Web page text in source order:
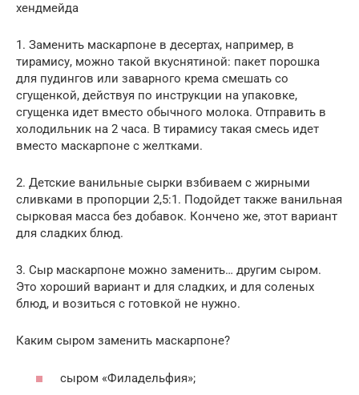
хендмейда
1. Заменить маскарпоне в десертах, например, в
тирамису, можно такой вкуснятиной: пакет порошка
для пудингов или заварного крема смешать со
сгущенкой, действуя по инструкции на упаковке,
сгущенка идет вместо обычного молока. Отправить в
холодильник на 2 часа. В тирамису такая смесь идет
вместо маскарпоне с желтками.
2. Детские ванильные сырки взбиваем с жирными
сливками в пропорции 2,5:1. Подойдет также ванильная
сырковая масса без добавок. Кончено же, этот вариант
для сладких блюд.
3. Сыр маскарпоне можно заменить… другим сыром.
Это хороший вариант и для сладких, и для соленых
блюд, и возиться с готовкой не нужно.
Каким сыром заменить маскарпоне?
сыром «Филадельфия»;